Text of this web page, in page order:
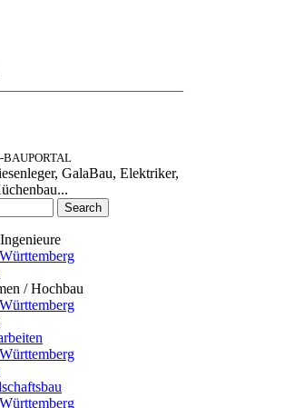
GalaBau, Elektriker,
Search
/ Hochbau